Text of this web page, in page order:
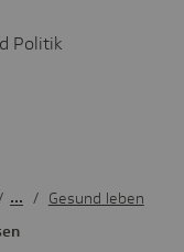
Politik
Gesund leben